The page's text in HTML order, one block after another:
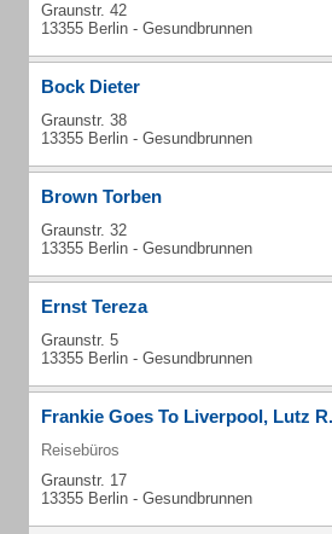
Graunstr. 42
13355 Berlin - Gesundbrunnen
Bock Dieter
Graunstr. 38
13355 Berlin - Gesundbrunnen
Brown Torben
Graunstr. 32
13355 Berlin - Gesundbrunnen
Ernst Tereza
Graunstr. 5
13355 Berlin - Gesundbrunnen
Frankie Goes To Liverpool, Lutz
Reisebüros
Graunstr. 17
13355 Berlin - Gesundbrunnen